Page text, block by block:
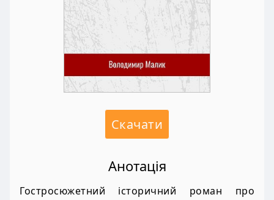
Скачати
Анотація
Гостросюжетний історичний роман про